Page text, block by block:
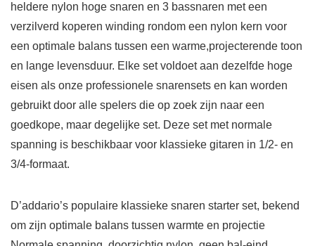
heldere nylon hoge snaren en 3 bassnaren met een
verzilverd koperen winding rondom een nylon kern voor
een optimale balans tussen een warme,projecterende toon
en lange levensduur. Elke set voldoet aan dezelfde hoge
eisen als onze professionele snarensets en kan worden
gebruikt door alle spelers die op zoek zijn naar een
goedkope, maar degelijke set. Deze set met normale
spanning is beschikbaar voor klassieke gitaren in 1/2- en
3/4-formaat.
D’addario’s populaire klassieke snaren starter set, bekend
om zijn optimale balans tussen warmte en projectie